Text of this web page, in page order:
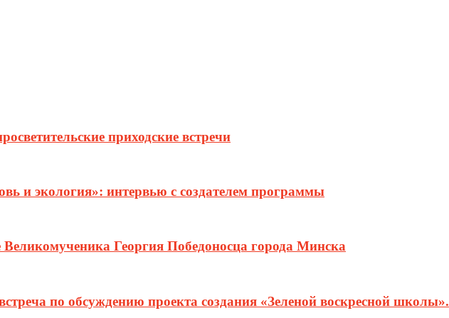
приходские встречи
и экология»: интервью с создателем программы
Георгия Победоносца города Минска
по обсуждению проекта создания «Зеленой воскресной школы».